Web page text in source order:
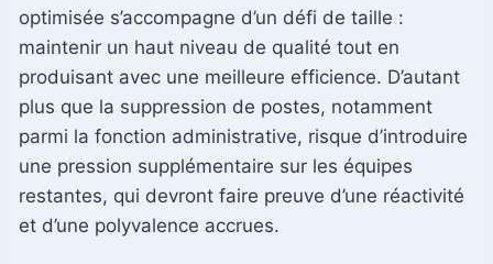
optimisée s’accompagne d’un défi de taille :
maintenir un haut niveau de qualité tout en
produisant avec une meilleure efficience. D’autant
plus que la suppression de postes, notamment
parmi la fonction administrative, risque d’introduire
une pression supplémentaire sur les équipes
restantes, qui devront faire preuve d’une réactivité
et d’une polyvalence accrues.